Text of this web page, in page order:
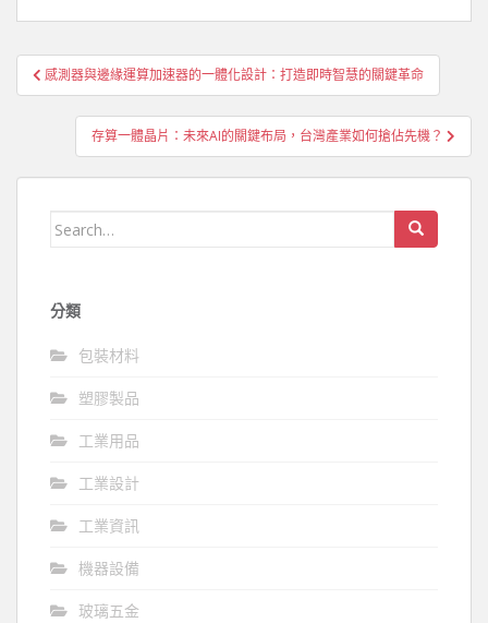
文
章
感測器與邊緣運算加速器的一體化設計：打造即時智慧的關鍵革命
存算一體晶片：未來AI的關鍵布局，台灣產業如何搶佔先機？
Search
分類
包裝材料
塑膠製品
工業用品
工業設計
工業資訊
機器設備
玻璃五金